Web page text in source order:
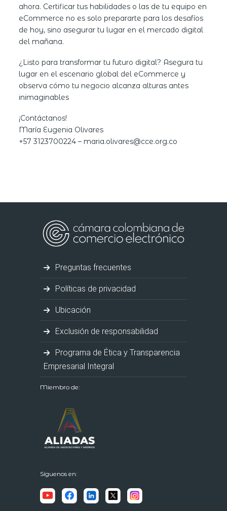
ahora. Certificar tus habilidades o las de tu equipo en
eCommerce no es solo prepararte para los desafíos
de hoy, sino asegurar tu lugar en el mercado digital
del mañana.
¿Listo para transformar tu futuro digital? Asegura tu
lugar en el escenario global del eCommerce y
observa cómo tu negocio alcanza alturas antes
inimaginables
¡Contáctanos!
María Eugenia Olivares
+57 3123700224 – maria.olivares@cce.org.co
Preguntas frecuentes
Políticas de privacidad
Ubicación
Exclusión de responsabilidad
Programa de Ética y Transparencia
Empresarial Integral
Miembro de:
Síguenos en: